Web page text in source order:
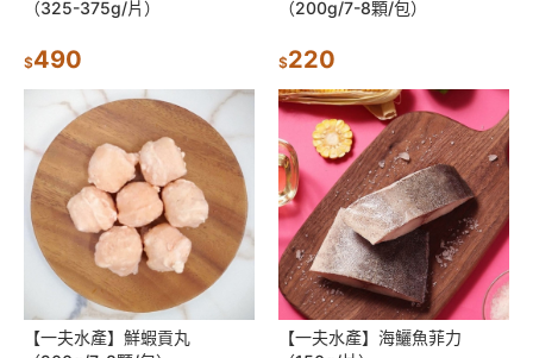
（325-375g/片）
$490
（200g/7-8顆/包）
$220
【一夫水產】鮮蝦貢丸
【一夫水產】海鱺魚菲力